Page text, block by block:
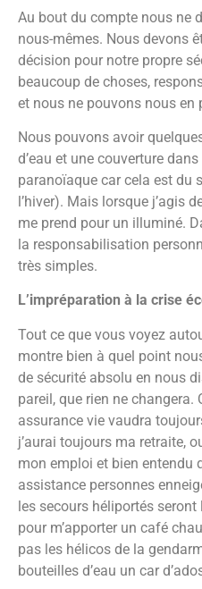
Au bout du compte nous ne
nous-mêmes. Nous devons
décision pour notre propre
beaucoup de choses,
et nous ne pouvons nous en
Nous pouvons avoir
d’eau et une couverture
paranoïaque car cela est du
l’hiver). Mais lorsque j’agis
me prend pour un illuminé.
la responsabilisation
très simples.
L’impréparation à la crise
Tout ce que vous voyez
montre bien à quel point
de sécurité absolu en nous
pareil, que rien ne changera.
assurance vie vaudra
j’aurai toujours ma retraite,
mon emploi et bien entendu
assistance personnes
les secours héliportés
pour m’apporter un café
pas les hélicos de la
bouteilles d’eau un car